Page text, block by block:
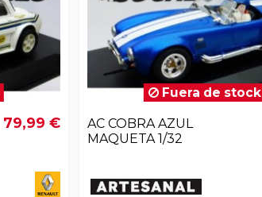
79,99 €
Fuera de stock
AC COBRA AZUL
MAQUETA 1/32